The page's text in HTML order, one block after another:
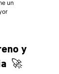
un
y
🚀